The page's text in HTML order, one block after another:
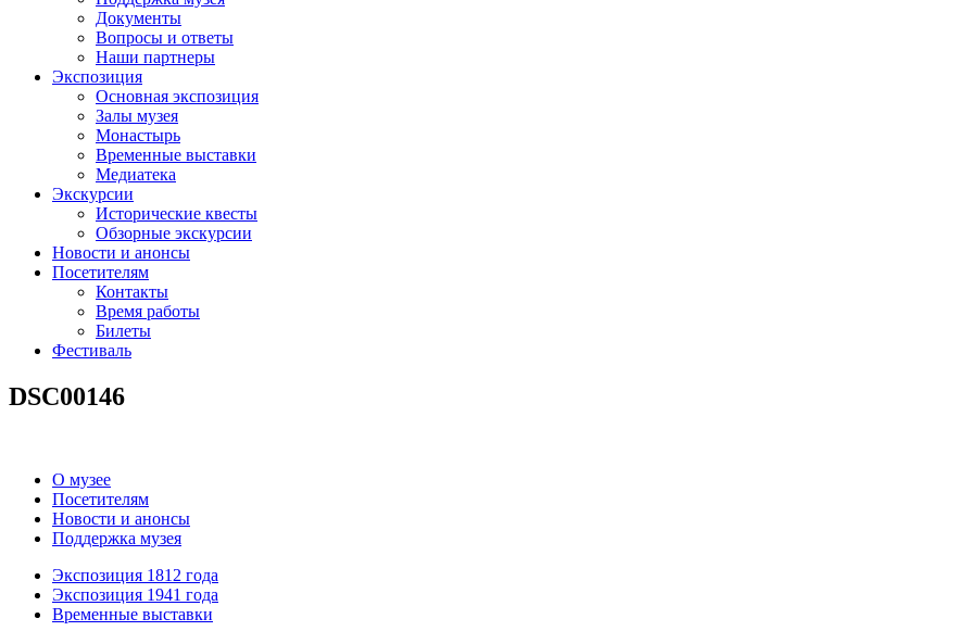
Документы
Вопросы и ответы
Наши партнеры
Экспозиция
Основная экспозиция
Залы музея
Монастырь
Временные выставки
Медиатека
Экскурсии
Исторические квесты
Обзорные экскурсии
Новости и анонсы
Посетителям
Контакты
Время работы
Билеты
Фестиваль
DSC00146
О музее
Посетителям
Новости и анонсы
Поддержка музея
Экспозиция 1812 года
Экспозиция 1941 года
Временные выставки